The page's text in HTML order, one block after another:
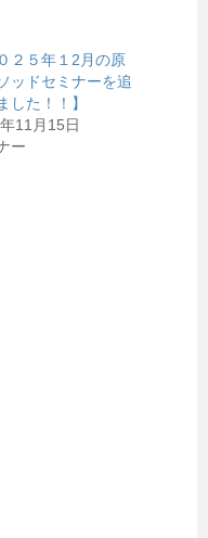
２５年１2月の原
ッドセミナーを追
した！！】
11月15日
ー